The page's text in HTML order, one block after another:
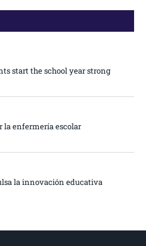
start the school year strong
la enfermería escolar
la innovación educativa